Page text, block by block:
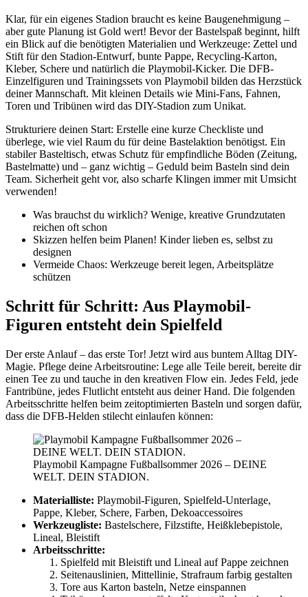
Klar, für ein eigenes Stadion braucht es keine Baugenehmigung –
aber gute Planung ist Gold wert! Bevor der Bastelspaß beginnt, hilft
ein Blick auf die benötigten Materialien und Werkzeuge: Zettel und
Stift für den Stadion-Entwurf, bunte Pappe, Recycling-Karton,
Kleber, Schere und natürlich die Playmobil-Kicker. Die DFB-
Einzelfiguren und Trainingssets von Playmobil bilden das Herzstück
deiner Mannschaft. Mit kleinen Details wie Mini-Fans, Fahnen,
Toren und Tribünen wird das DIY-Stadion zum Unikat.
Strukturiere deinen Start: Erstelle eine kurze Checkliste und
überlege, wie viel Raum du für deine Bastelaktion benötigst. Ein
stabiler Basteltisch, etwas Schutz für empfindliche Böden (Zeitung,
Bastelmatte) und – ganz wichtig – Geduld beim Basteln sind dein
Team. Sicherheit geht vor, also scharfe Klingen immer mit Umsicht
verwenden!
Was brauchst du wirklich? Wenige, kreative Grundzutaten
reichen oft schon
Skizzen helfen beim Planen! Kinder lieben es, selbst zu
designen
Vermeide Chaos: Werkzeuge bereit legen, Arbeitsplätze
schützen
Schritt für Schritt: Aus Playmobil-
Figuren entsteht dein Spielfeld
Der erste Anlauf – das erste Tor! Jetzt wird aus buntem Alltag DIY-
Magie. Pflege deine Arbeitsroutine: Lege alle Teile bereit, bereite dir
einen Tee zu und tauche in den kreativen Flow ein. Jedes Feld, jede
Fantribüne, jedes Flutlicht entsteht aus deiner Hand. Die folgenden
Arbeitsschritte helfen beim zeitoptimierten Basteln und sorgen dafür,
dass die DFB-Helden stilecht einlaufen können:
Playmobil Kampagne Fußballsommer 2026 – DEINE
WELT. DEIN STADION.
Materialliste: Playmobil-Figuren, Spielfeld-Unterlage,
Pappe, Kleber, Schere, Farben, Dekoaccessoires
Werkzeugliste: Bastelschere, Filzstifte, Heißklebepistole,
Lineal, Bleistift
Arbeitsschritte:
Spielfeld mit Bleistift und Lineal auf Pappe zeichnen
Seitenauslinien, Mittellinie, Strafraum farbig gestalten
Tore aus Karton basteln, Netze einspannen